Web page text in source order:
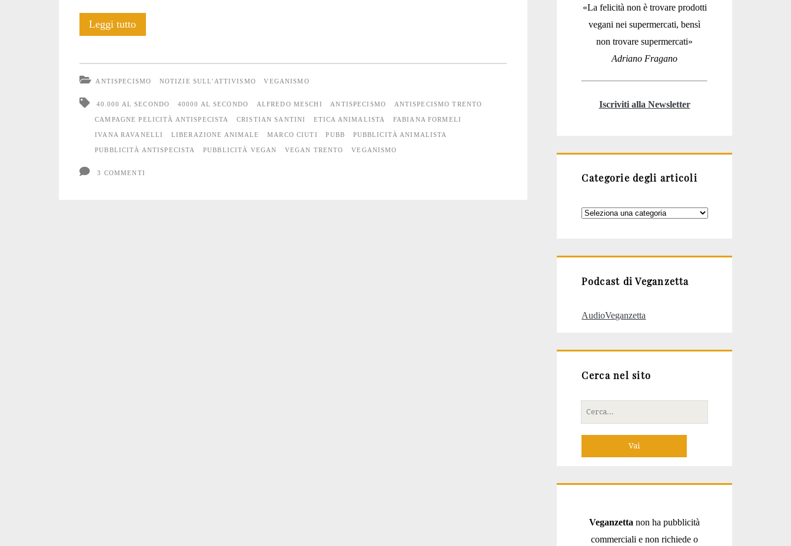
Leggi tuttoMegacartelloni
secondo”
a
ANTISPECISMO NOTIZIE SULL'ATTIVISMO VEGANISMO
40.000 AL SECONDO 40000 AL SECONDO ALFREDO MESCHI ANTISPECISMO ANTISPECISMO TRENTO
CAMPAGNE PELICITÀ ANTISPECISTA CRISTIAN SANTINI ETICA ANIMALISTA FABIANA FORMELI
IVANA RAVANELLI LIBERAZIONE ANIMALE MARCO CIUTI PUBB PUBBLICITÀ ANIMALISTA
PUBBLICITÀ ANTISPECISTA PUBBLICITÀ VEGAN VEGAN TRENTO VEGANISMO
3 COMMENTI
«La felicità non è trovare prodotti
vegani nei supermercati, bensì
non trovare supermercati»
Adriano Fragano
Iscriviti alla Newsletter
Categorie degli articoli
Categorie
Podcast di Veganzetta
AudioVeganzetta
Cerca nel sito
Cerca
per:
Veganzetta non ha pubblicità
commerciali e non richiede o